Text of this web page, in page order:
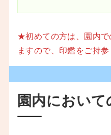
★初めての方は、園内で
ますので、印鑑をご持参
園内におい